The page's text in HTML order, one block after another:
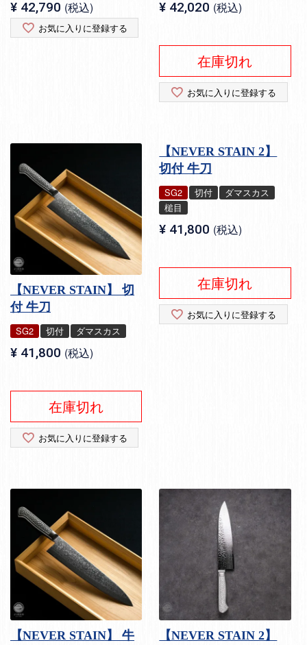
¥ 42,790 税込
お気に入りに登録する
¥ 42,020 税込
在庫切れ
お気に入りに登録する
【NEVER STAIN】 切
付 牛刀
SG2 切付 ダマスカス
¥ 41,800 税込
在庫切れ
お気に入りに登録する
【NEVER STAIN 2】
切付 牛刀
SG2 切付
ダマスカス
槌目
¥ 41,800 税込
在庫切れ
お気に入りに登録する
【NEVER STAIN】 牛
【NEVER STAIN 2】